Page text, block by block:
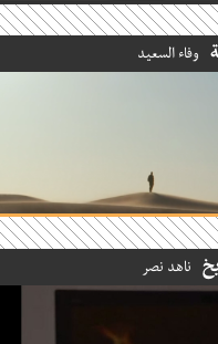
وفاء السعيد
ناهد نصر